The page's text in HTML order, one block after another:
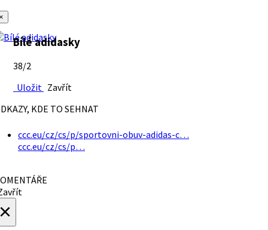
Bílé adidasky
38/2
Uložit Zavřít
KDE TO SEHNAT
ccc.eu/cz/cs/p/sportovni-obuv-adidas-c…
ccc.eu/cz/cs/p…